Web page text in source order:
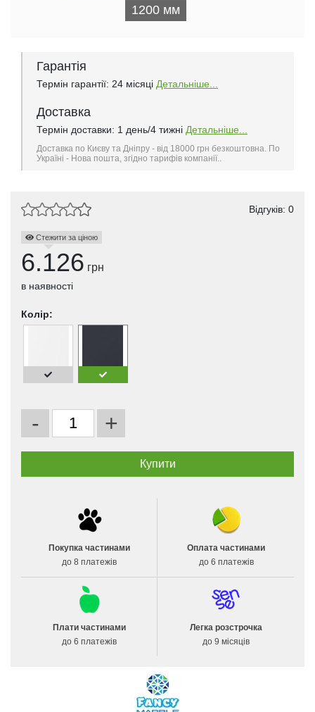
1200 мм
Гарантія
Термін гарантії: 24 місяці Детальніше...
Доставка
Термін доставки: 1 день/4 тижні Детальніше...
Доставка по Києву та Дніпру - від 18000 грн безкоштовна. По
Україні - Нова пошта, згідно тарифів компанії..
Відгуків: 0
Стежити за ціною
6.126 грн
в наявності
Колір:
- +
Покупка частинами
до 8 платежів
Оплата частинами
до 6 платежів
Плати частинами
до 6 платежів
Легка розстрочка
до 9 місяців